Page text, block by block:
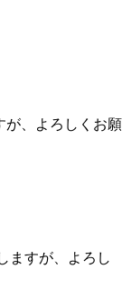
、よろしくお願
ますが、よろし